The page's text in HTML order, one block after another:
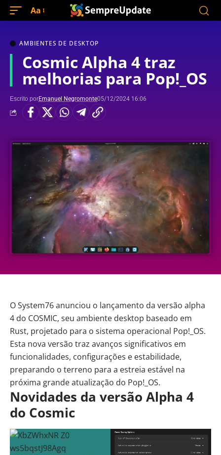
Aa
AMBIENTES DE DESKTOP
Cosmic Alpha 4 traz
melhorias para Pop!_OS
Escrito porEmanuel Negromonte05/12/2024 16:06
O System76anunciou o lançamento da versão alpha
4 do COSMIC, seu ambiente desktop baseado em
Rust, projetado para o sistema operacional Pop!_OS.
Esta nova versão traz avanços significativos em
funcionalidades, configurações e estabilidade,
preparando o terreno para a estreia estável na
próxima grande atualização do Pop!_OS.
Novidades da versão Alpha 4
do Cosmic